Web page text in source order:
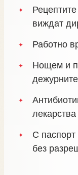
виждат
Работно
Нощем и
лекарства
С
без